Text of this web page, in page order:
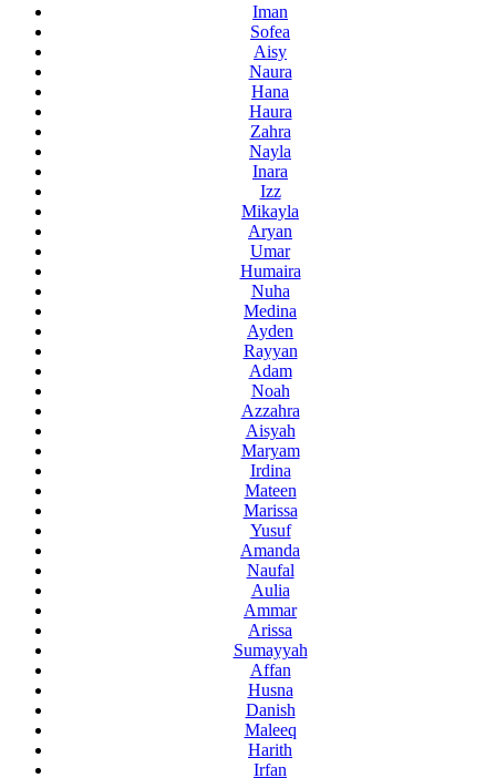
Iman
Sofea
Aisy
Naura
Hana
Haura
Zahra
Nayla
Inara
Izz
Mikayla
Aryan
Umar
Humaira
Nuha
Medina
Ayden
Rayyan
Adam
Noah
Azzahra
Aisyah
Maryam
Irdina
Mateen
Marissa
Yusuf
Amanda
Naufal
Aulia
Ammar
Arissa
Sumayyah
Affan
Husna
Danish
Maleeq
Harith
Irfan